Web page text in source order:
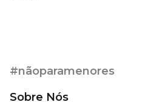
#nãoparamenores
Sobre Nós